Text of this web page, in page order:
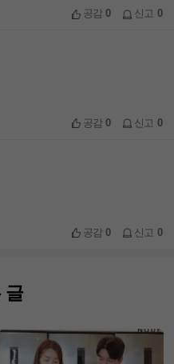
공감0 신고 0
공감0 신고 0
공감0 신고 0
글